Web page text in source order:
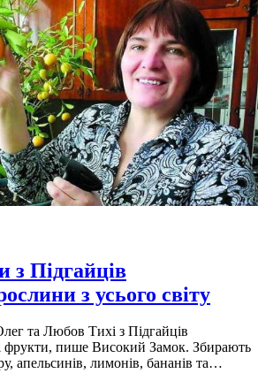
з Підгайців
з усього світу
та Любов Тихі з Підгайців
фрукти, пише Високий Замок. Збирають
апельсинів, лимонів, бананів та…